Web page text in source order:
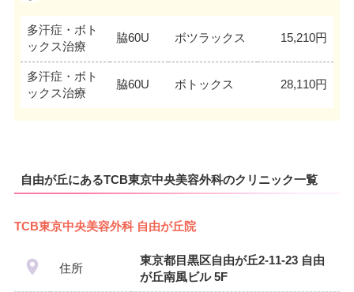
多汗症・ボト
ックス治療
脇60U ボツラックス 15,210円
多汗症・ボト
ックス治療
脇60U ボトックス 28,110円
自由が丘にあるTCB東京中央美容外科のクリニック一覧
TCB東京中央美容外科 自由が丘院
住所
東京都目黒区自由が丘2-11-23 自由
が丘南風ビル 5F